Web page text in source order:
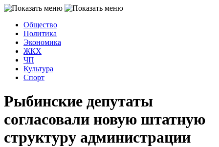
Общество
Политика
Экономика
ЖКХ
ЧП
Культура
Спорт
Рыбинские депутаты
согласовали новую штатную
структуру администрации